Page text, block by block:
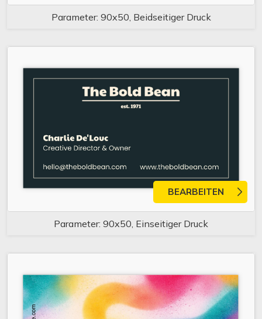
Parameter: 90x50, Beidseitiger Druck
Parameter: 90x50, Einseitiger Druck
BEARBEITEN